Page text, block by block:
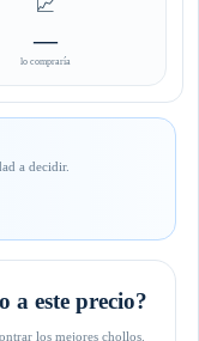
📈
—
lo compraría
a decidir.
este precio?
los mejores chollos.